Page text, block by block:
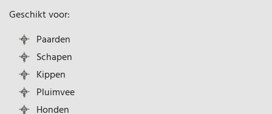
Geschikt voor:
Paarden
Schapen
Kippen
Pluimvee
Honden